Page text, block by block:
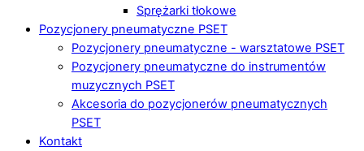
Sprężarki tłokowe
Pozycjonery pneumatyczne PSET
Pozycjonery pneumatyczne - warsztatowe PSET
Pozycjonery pneumatyczne do instrumentów
muzycznych PSET
Akcesoria do pozycjonerów pneumatycznych
PSET
Kontakt